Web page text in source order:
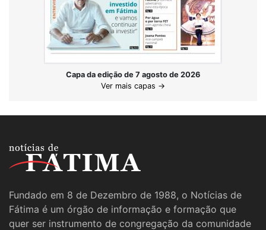
Capa da edição de 7 agosto de 2026
Ver mais capas →
Fundado em 8 de Dezembro de 1988, o Notícias de
Fátima é um órgão de informação e formação que
quer ser instrumento de congregação da comunidade